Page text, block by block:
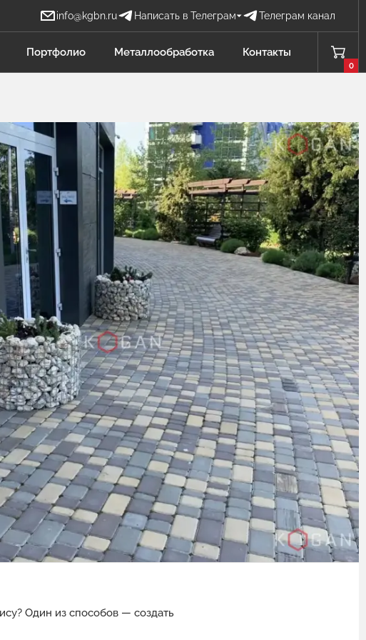
info@kgbn.ru Написать в Телеграм Телеграм канал
БН Бова Наталья
Отдел продаж
СВ Садков Владимир
Отдел продаж Защита от БПЛА
ЛЮ Личагина Юлия
Отдел продаж Металлообработка
Портфолио Металлообработка Контакты
0
Один из способов — создать